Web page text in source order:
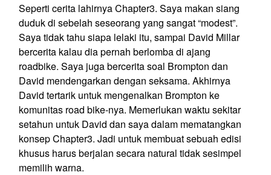
Seperti cerita lahirnya Chapter3. Saya makan siang
duduk di sebelah seseorang yang sangat “modest”.
Saya tidak tahu siapa lelaki itu, sampai David Millar
bercerita kalau dia pernah berlomba di ajang
roadbike. Saya juga bercerita soal Brompton dan
David mendengarkan dengan seksama. Akhirnya
David tertarik untuk mengenalkan Brompton ke
komunitas road bike-nya. Memerlukan waktu sekitar
setahun untuk David dan saya dalam mematangkan
konsep Chapter3. Jadi untuk membuat sebuah edisi
khusus harus berjalan secara natural tidak sesimpel
memilih warna.